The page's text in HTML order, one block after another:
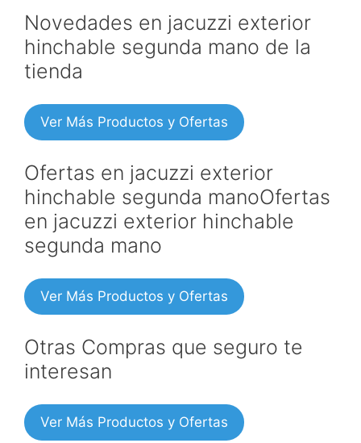
Novedades en jacuzzi exterior
hinchable segunda mano de la
tienda
Ver Más Productos y Ofertas
Ofertas en jacuzzi exterior
hinchable segunda manoOfertas
en jacuzzi exterior hinchable
segunda mano
Ver Más Productos y Ofertas
Otras Compras que seguro te
interesan
Ver Más Productos y Ofertas